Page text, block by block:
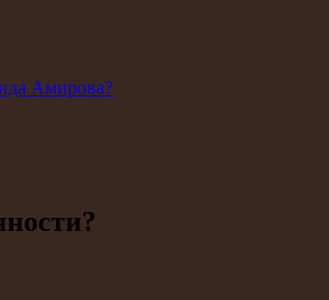
Амирова?